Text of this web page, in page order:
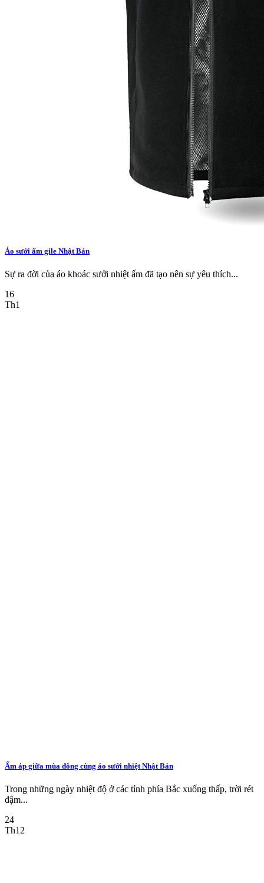
Áo sưởi ấm gile Nhật Bản
Sự ra đời của áo khoác sưởi nhiệt ấm đã tạo nên sự yêu thích...
16
Th1
Ấm áp giữa mùa đông cùng áo sưởi nhiệt Nhật Bản
Trong những ngày nhiệt độ ở các tỉnh phía Bắc xuống thấp, trời rét
đậm...
24
Th12